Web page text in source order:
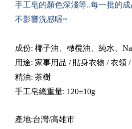
手工皂的顏色深淺等..每一批的
不影響洗感喔~
成份: 椰子油、橄欖油、 純水、
用途: 家事用品 / 貼身衣物 / 衣領
精油: 茶樹
手工皂總重量: 120±10g
產地:台灣/高雄市